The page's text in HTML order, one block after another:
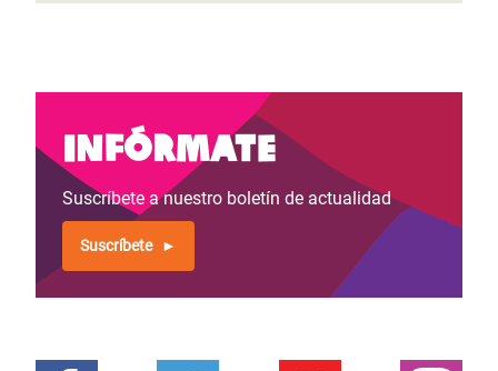
Infórmate
Suscríbete a nuestro boletín de actualidad
Suscríbete